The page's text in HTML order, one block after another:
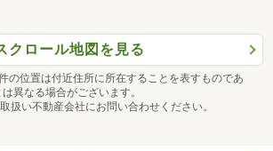
クロール地図を見る
の位置は付近住所に所在することを表すものであ
異なる場合がございます。
扱い不動産会社にお問い合わせください。